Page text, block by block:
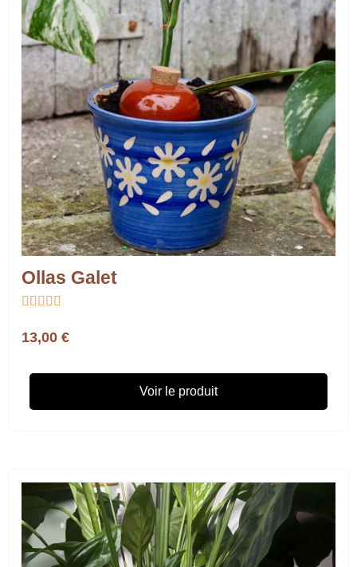
Ollas Galet
    
13,00 €
Voir le produit